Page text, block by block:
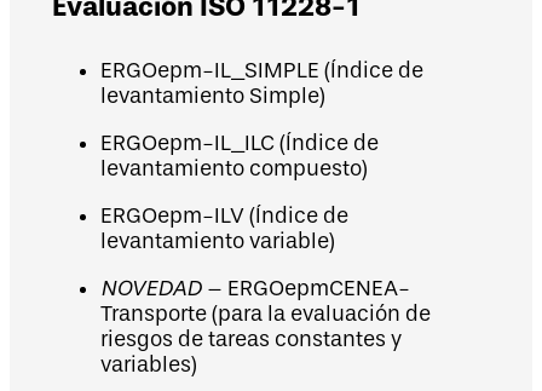
Evaluación ISO 11228-1
ERGOepm-IL_SIMPLE (Índice de
levantamiento Simple)
ERGOepm-IL_ILC (Índice de
levantamiento compuesto)
ERGOepm-ILV (Índice de
levantamiento variable)
NOVEDAD– ERGOepmCENEA-
Transporte (para la evaluación de
riesgos de tareas constantes y
variables)